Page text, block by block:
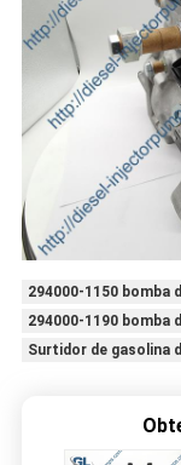
294000-1150 bomba
294000-1190 bomba
Surtidor de gasolina